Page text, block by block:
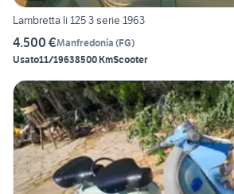
Lambretta li 125 3 serie 1963
4.500 €Manfredonia (FG)
Usato11/19638500 KmScooter